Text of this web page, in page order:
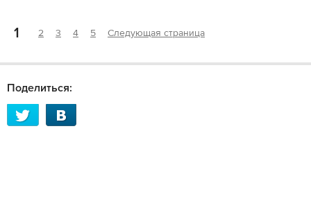
1 2 3 4 5 Следующая страница
Поделиться: